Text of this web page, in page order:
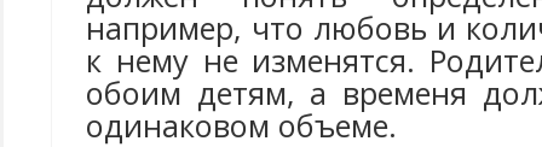
например, что любовь и
к нему не изменятся.
обоим детям, а временя
одинаковом объеме.